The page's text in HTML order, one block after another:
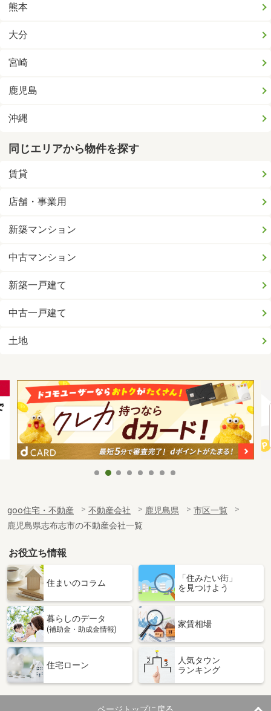
熊本
大分
宮崎
鹿児島
沖縄
同じエリアから物件を探す
賃貸
店舗・事業用
新築マンション
中古マンション
新築一戸建て
中古一戸建て
土地
goo住宅・不動産 不動産会社 鹿児島県
市区一覧
鹿児島県志布志市の不動産会社一覧
お役立ち情報
住まいのコラム
「住みたい街」
を見つけよう
暮らしのデータ
(補助金・助成金情報)
家賃相場
住宅ローン
人気タウン
ランキング
ページトップに戻る